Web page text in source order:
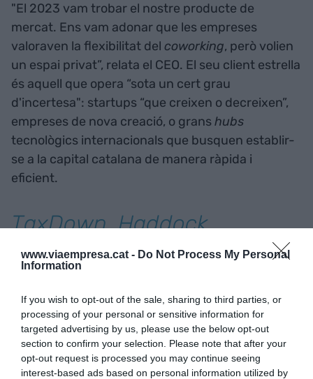
www.viaempresa.cat - Do Not Process My Personal
Information
If you wish to opt-out of the sale, sharing to third parties, or
processing of your personal or sensitive information for
targeted advertising by us, please use the below opt-out
section to confirm your selection. Please note that after your
opt-out request is processed you may continue seeing
interest-based ads based on personal information utilized by
"El 2023 vam trobar el nostre producte de
mercat. Ens vam adonar que les empreses
valoraven la flexibilitat del coworking, però volien
un espai privat”, relata el CEO. El seu client estrella
és aquell que opera “sota un cert grau
d'incertesa": startups “que creixen o decreixen”,
empreses de nova creació, o granshubs
tecnològics internacionals que busquen establir-
se a la capital catalana de manera ràpida i
eficient.
TaxDown, Haddock,
TitanOS, Westwing,
Education First o Manychat,
entre els noms de referència
que ja confien en Sit&Plug
Noms de referència de l'ecosistema com